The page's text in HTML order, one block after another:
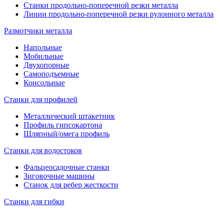
Станки продольно-поперечной резки металла
Линии продольно-поперечной резки рулонного металла
Размотчики металла
Напольные
Мобильные
Двухопорные
Самоподъемные
Консольные
Станки для профилей
Металлический штакетник
Профиль гипсокартона
Шляпный/омега профиль
Станки для водостоков
Фальцеосадочные станки
Зиговочные машины
Станок для ребер жесткости
Станки для гибки